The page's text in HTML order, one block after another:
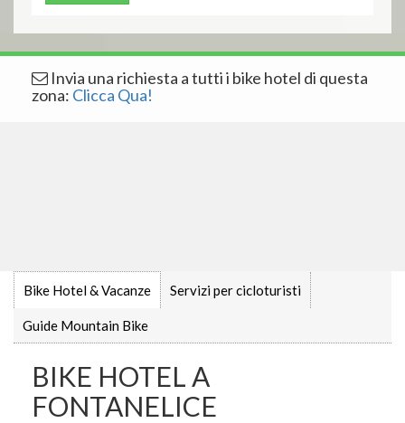
Invia una richiesta a tutti i bike hotel di questa
zona: Clicca Qua!
Bike Hotel & Vacanze Servizi per cicloturisti
Guide Mountain Bike
BIKE HOTEL A
FONTANELICE